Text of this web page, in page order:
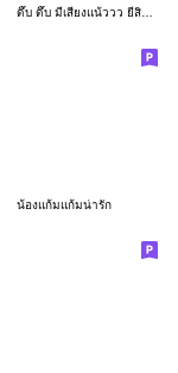
ดึ๊บ ดึ๊บ มีเสียงแน้ววว ยี่สิบหก
น้องแก้มแก้มน่ารัก